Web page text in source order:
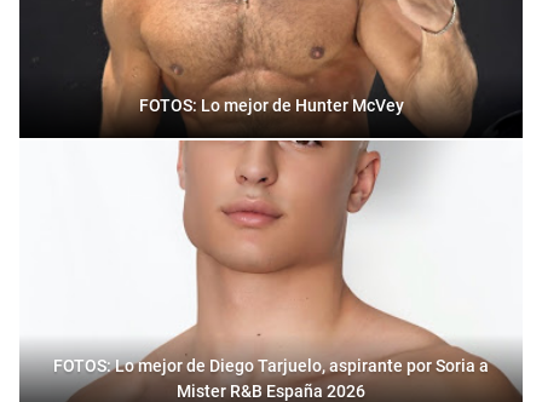
FOTOS: Lo mejor de Hunter McVey
FOTOS: Lo mejor de Diego Tarjuelo, aspirante por Soria a
Mister R&B España 2026